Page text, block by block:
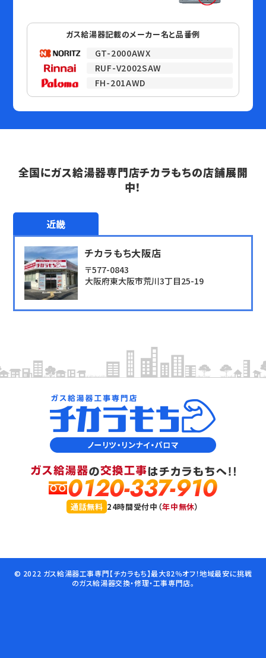
ガス給湯器記載のメーカー名と品番例
GT-2000AWX
RUF-V2002SAW
FH-201AWD
全国にガス給湯器専門店チカラもちの店舗展開
中！
近畿
チカラもち大阪店
〒577-0843
大阪府東大阪市荒川3丁目25-19
0120-337-910
通話無料 24時間受付中（年中無休）
© 2022 ガス給湯器工事専門【チカラもち】最大82％オフ！地域最安に挑戦
のガス給湯器交換・修理・工事専門店。